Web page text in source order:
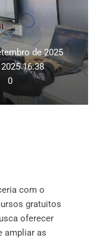
de 2025
16:38
0
com o
gratuitos
oferecer
ampliar as